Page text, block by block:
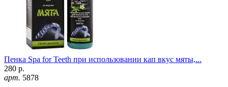
Пенка Spa for Teeth при использовании кап вкус мяты,...
280 р.
арт. 5878